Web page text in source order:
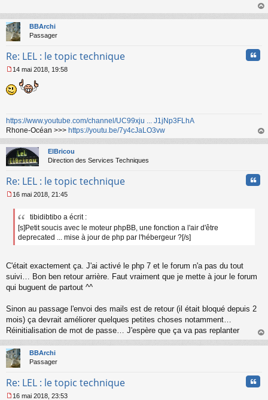
a
g
e
o
l
au
BBArchi
Passager
Re: LEL : le topic technique
e
s
g
e
n
o
n
l
14 mai 2018, 19:58
https://www.youtube.com/channel/UC99xju ... J1jNp3FLhA
Rhone-Océan >>> https://youtu.be/7y4cJaLO3vw
au
ElBricou
Direction des Services Techniques
Re: LEL : le topic technique
e
g
n
o
n
l
16 mai 2018, 21:45
tibidibtibo a écrit :
[s]Petit soucis avec le moteur phpBB, une fonction a l'air d'être
deprecated ... mise à jour de php par l'hébergeur ?[/s]
C'était exactement ça. J'ai activé le php 7 et le forum n'a pas du tout
suivi… Bon ben retour arrière. Faut vraiment que je mette à jour le forum
qui buguent de partout ^^
Sinon au passage l'envoi des mails est de retour (il était bloqué depuis 2
mois) ça devrait améliorer quelques petites choses notamment…
Réinitialisation de mot de passe… J'espère que ça va pas replanter
au
BBArchi
Passager
Re: LEL : le topic technique
16 mai 2018, 23:53